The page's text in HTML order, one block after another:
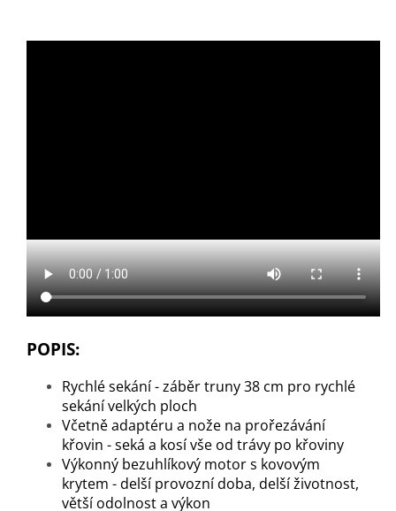
POPIS:
Rychlé sekání - záběr truny 38 cm pro rychlé
sekání velkých ploch
Včetně adaptéru a nože na prořezávání
křovin - seká a kosí vše od trávy po křoviny
Výkonný bezuhlíkový motor s kovovým
krytem - delší provozní doba, delší životnost,
větší odolnost a výkon